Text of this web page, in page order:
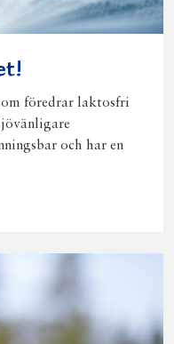
föredrar laktosfri
och har en